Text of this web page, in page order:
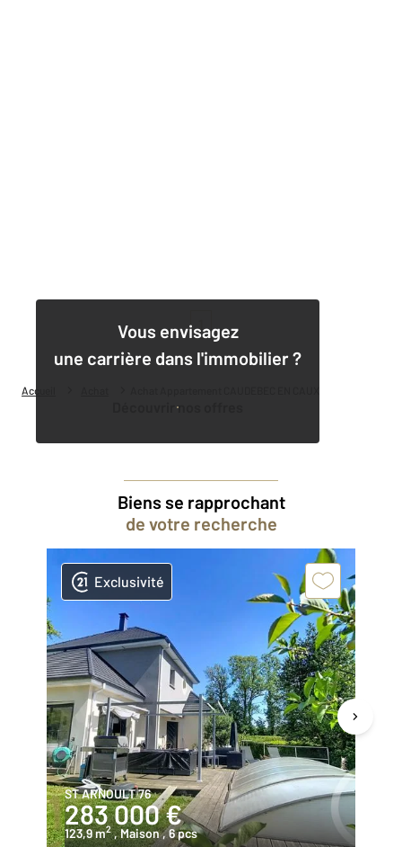
Accueil
Vous envisagez
une carrière dans l'immobilier ?
Découvrir nos offres
Biens se rapprochant
de votre recherche
Exclusivité
ST ARNOULT 76
283 000 €
123,9 m2 , Maison, 6 pcs